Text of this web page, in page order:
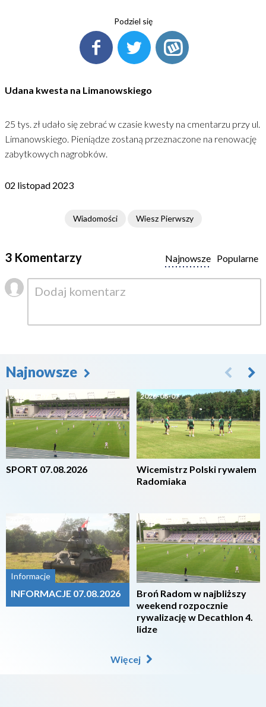
Podziel się
Udana kwesta na Limanowskiego
25 tys. zł udało się zebrać w czasie kwesty na cmentarzu przy ul.
Limanowskiego. Pieniądze zostaną przeznaczone na renowację
zabytkowych nagrobków.
02 listopad 2023
Wiadomości Wiesz Pierwszy
3 Komentarzy Popularne
Najnowsze
Najnowsze
2026-08-07
SPORT 07.08.2026
Informacje
INFORMACJE 07.08.2026
2026-08-07
Wicemistrz Polski rywalem
Radomiaka
2026-08-07
Broń Radom w najbliższy
weekend rozpocznie
rywalizację w Decathlon 4.
lidze
Więcej